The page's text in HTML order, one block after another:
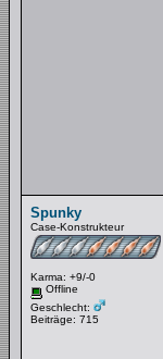
Spunky
Case-Konstrukteur
Karma: +9/-0
Offline
Geschlecht:
Beiträge: 715